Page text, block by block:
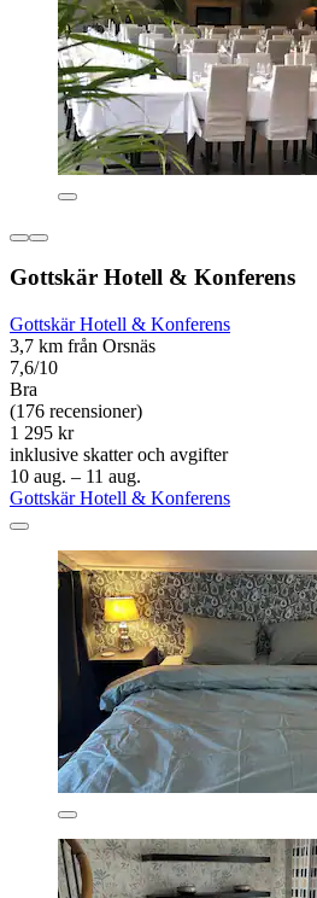
Gottskär Hotell & Konferens
Gottskär Hotell & Konferens
3,7 km från Orsnäs
7,6/10
Bra
(176 recensioner)
1 295 kr
inklusive skatter och avgifter
10 aug. – 11 aug.
Gottskär Hotell & Konferens